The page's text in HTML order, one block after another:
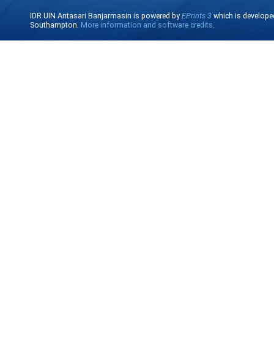
IDR UIN Antasari Banjarmasin is powered byEPrints 3 which is
Southampton. More information and software credits.